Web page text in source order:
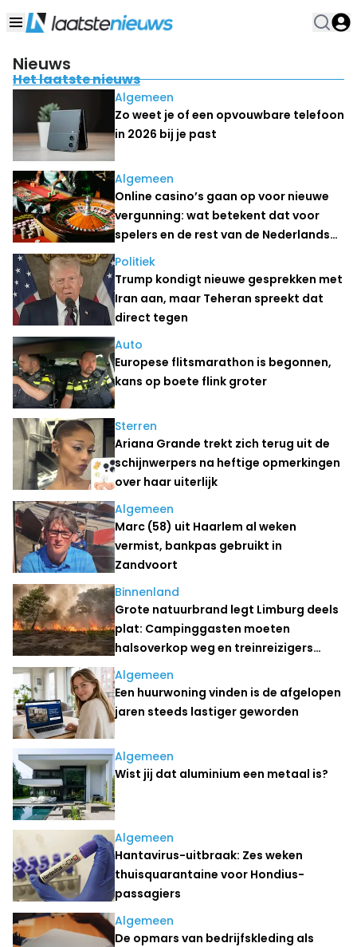
Nieuws
Het laatste nieuws
Algemeen
Zo weet je of een opvouwbare telefoon
in 2026 bij je past
Algemeen
Online casino’s gaan op voor nieuwe
vergunning: wat betekent dat voor
spelers en de rest van de Nederlandse
kansspelmarkt?
Politiek
Trump kondigt nieuwe gesprekken met
Iran aan, maar Teheran spreekt dat
direct tegen
Auto
Europese flitsmarathon is begonnen,
kans op boete flink groter
Sterren
Ariana Grande trekt zich terug uit de
schijnwerpers na heftige opmerkingen
over haar uiterlijk
Algemeen
Marc (58) uit Haarlem al weken
vermist, bankpas gebruikt in
Zandvoort
Binnenland
Grote natuurbrand legt Limburg deels
plat: Campinggasten moeten
halsoverkop weg en treinreizigers
stranden
Algemeen
Een huurwoning vinden is de afgelopen
jaren steeds lastiger geworden
Algemeen
Wist jij dat aluminium een metaal is?
Algemeen
Hantavirus-uitbraak: Zes weken
thuisquarantaine voor Hondius-
passagiers
Algemeen
De opmars van bedrijfskleding als